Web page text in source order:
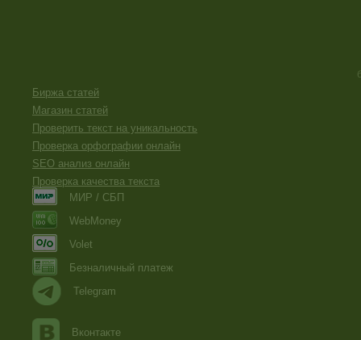
Биржа статей
Магазин статей
Проверить текст на уникальность
Проверка орфографии онлайн
SEO анализ онлайн
Проверка качества текста
МИР / СБП
WebMoney
Volet
Безналичный платеж
Telegram
Вконтакте